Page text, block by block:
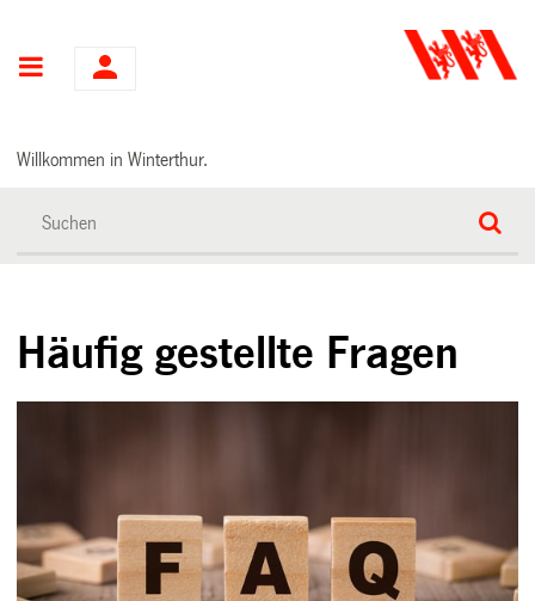
Hauptnavigation
Willkommen in Winterthur.
Häufig gestellte Fragen